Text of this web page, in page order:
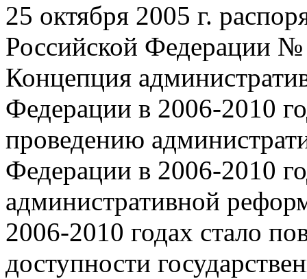
25 октября 2005 г.
Российской Федерации
Концепция
Федерации в 2006-2010
проведению
Федерации в 2006-2010
административной
2006-2010 годах стало
доступности